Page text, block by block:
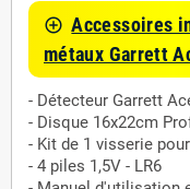
control_point Accessoires
métaux Garrett
- Détecteur Garrett
- Disque 16x22cm
- Kit de 1 visserie
- 4 piles 1,5V - LR6